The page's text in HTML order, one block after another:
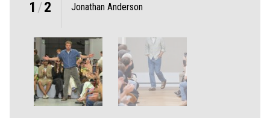
1 /2 Jonathan Anderson